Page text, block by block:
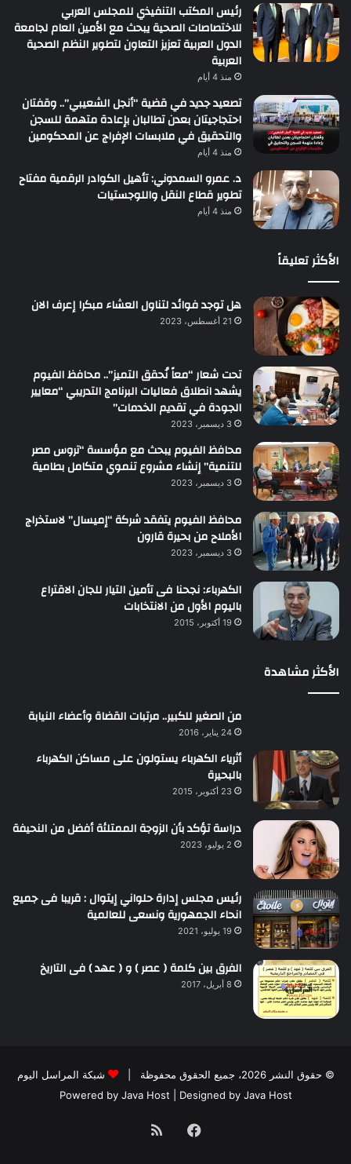
رئيس المكتب التنفيذي للمجلس العربي
للاختصاصات الصحية يبحث مع الأمين العام لجامعة
الدول العربية تعزيز التعاون لتطوير النظم الصحية
العربية
منذ 4 أيام
تصعيد جديد في قضية “أنجل الشعيبي”.. وقفتان
احتجاجيتان بعدن تطالبان بإعادة متهمة للسجن
والتحقيق في ملابسات الإفراج عن المحكومين
منذ 4 أيام
د. عمرو السمدوني: تأهيل الكوادر الرقمية مفتاح
تطوير قطاع النقل واللوجستيات
منذ 4 أيام
الأكثر تعليقاً
هل توجد فوائد لتناول العشاء مبكرا إعرف الان
21 أغسطس، 2023
تحت شعار “معاً نُحقق التميز”.. محافظ الفيوم
يشهد انطلاق فعاليات البرنامج التدريبي “معايير
الجودة في تقديم الخدمات”
3 ديسمبر، 2023
محافظ الفيوم يبحث مع مؤسسة “تروس مصر
للتنمية” إنشاء مشروع تنموي متكامل بطامية
3 ديسمبر، 2023
محافظ الفيوم يتفقد شركة “إميسال” لاستخراج
الأملاح من بحيرة قارون
3 ديسمبر، 2023
الكهرباء: نجحنا فى تأمين التيار للجان الاقتراع
باليوم الأول من الانتخابات
19 أكتوبر، 2015
الأكثر مشاهدة
من الصغير للكبير.. مرتبات القضاة وأعضاء النيابة
24 يناير، 2016
أثرياء الكهرباء يستولون على مساكن الكهرباء
بالبحيرة
23 أكتوبر، 2015
دراسة تؤكد بأن الزوجة الممتلئة أفضل من النحيفة
2 يوليو، 2023
رئيس مجلس إدارة حلواني إيتوال : قريبا فى جميع
انحاء الجمهورية ونسعى للعالمية
19 يوليو، 2021
الفرق بين كلمة ( عصر ) و ( عهد ) فى التاريخ
8 أبريل، 2017
© حقوق النشر 2026، جميع الحقوق محفوظة |
شبكة المراسل اليوم
Powered by Java Host | Designed by Java Host
فيسبوكملخص